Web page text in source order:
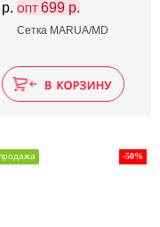
ОПТ 699 р.
Сетка MARUA/MD
-50%